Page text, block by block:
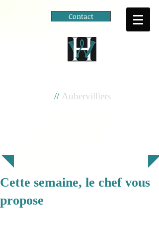
Contact
//Aubervilliers
Cette semaine, le chef vous
propose